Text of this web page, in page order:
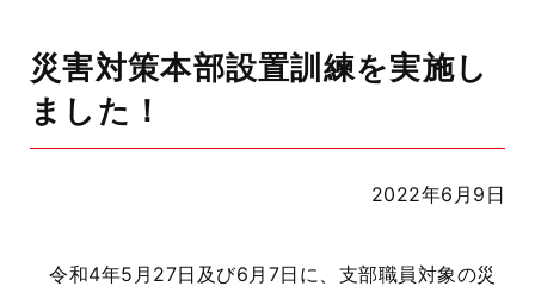
災害対策本部設置訓練を実施し
ました！
2022年6月9日
令和4年5 月 27日及び6月 7日に、支部職員対象の災